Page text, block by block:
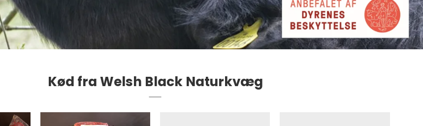
Kød fra Welsh Black Naturkvæg